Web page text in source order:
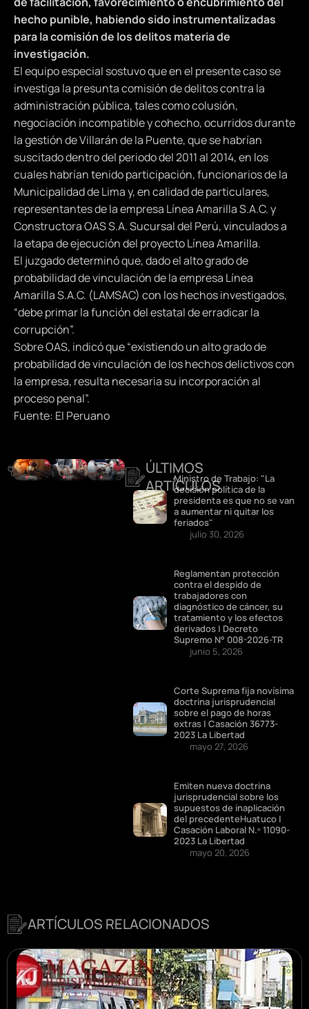
hecho punible, habiendo sido instrumentalizadas
para la comisión de los delitos materia de
investigación.
El equipo especial sostuvo que en el presente caso se
investiga la presunta comisión de delitos contra la
administración pública, tales como colusión,
negociación incompatible y cohecho, ocurridos durante
la gestión de Villarán de la Puente, que se habrían
suscitado dentro del periodo del 2011 al 2014, en los
cuales habrían tenido participación, funcionarios de la
Municipalidad de Lima y, en calidad de particulares,
representantes de la empresa Línea Amarilla S.A.C. y
Constructora OAS S.A. Sucursal del Perú, vinculados a
la etapa de ejecución del proyecto Línea Amarilla.
El juzgado determinó que, dado el alto grado de
probabilidad de vinculación de la empresa Línea
Amarilla S.A.C. (LAMSAC) con los hechos investigados,
“debe primar la función del estatal de erradicar la
corrupción”.
Sobre OAS, indicó que “existiendo un alto grado de
probabilidad de vinculación de los hechos delictivos con
la empresa, resulta necesaria su incorporación al
proceso penal”.
Fuente: El Peruano
DESTACADOS
ÚLTIMOS
ARTÍCULOS
Ministro de Trabajo: "La
decisión política de la
presidenta es que no se van
a aumentar ni quitar los
feriados"
julio 30, 2026
Reglamentan protección
contra el despido de
trabajadores con
diagnóstico de cáncer, su
tratamiento y los efectos
derivados | Decreto
Supremo N° 008-2026-TR
junio 5, 2026
Corte Suprema fija novísima
doctrina jurisprudencial
sobre el pago de horas
extras | Casación 36773-
2023 La Libertad
mayo 27, 2026
Emiten nueva doctrina
jurisprudencial sobre los
supuestos de inaplicación
del precedenteHuatuco |
Casación Laboral N.º 11090-
2023 La Libertad
mayo 20, 2026
ARTÍCULOS RELACIONADOS